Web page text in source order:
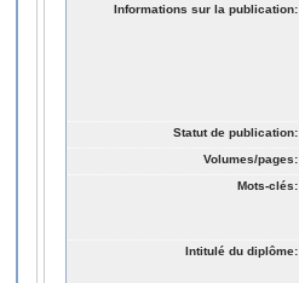
Informations sur la publication:
Statut de publication:
Volumes/pages:
Mots-clés:
Intitulé du diplôme: